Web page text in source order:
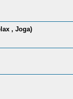
, Joga)